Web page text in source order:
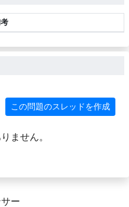
この問題のスレッドを作成
ません。
ー